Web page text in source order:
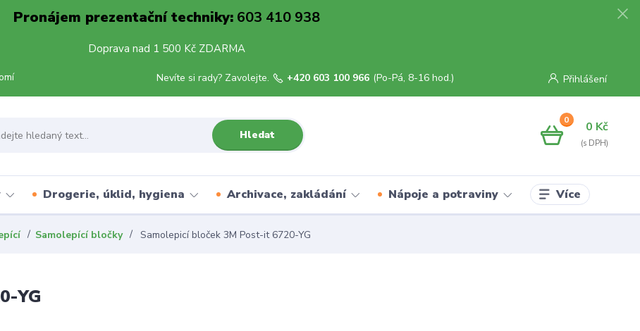
Pronájem prezentační techniky:603 410 938
Doprava nad 1 500 Kč ZDARMA
Přihlášení
Hledat
Nevíte si rady? Zavolejte. +420 603 100 966 (Po-Pá, 8-16 hod.)
0 0 Kč
Drogerie, úklid, hygiena Archivace, zakládání Nápoje a potraviny Více
Samolepící bločky Samolepicí bloček 3M Post-it 6720-YG
YG